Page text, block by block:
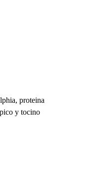
proteina
y tocino